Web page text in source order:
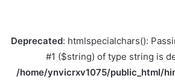
Deprecated: htmlspecialchars():
#1 ($string) of type string is
/home/ynvicrxv1075/public_html/